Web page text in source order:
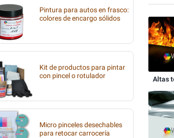
Pintura para autos en frasco:
colores de encargo sólidos
Kit de productos para pintar
con pincel o rotulador
Micro pinceles desechables
para retocar carrocería
Altas